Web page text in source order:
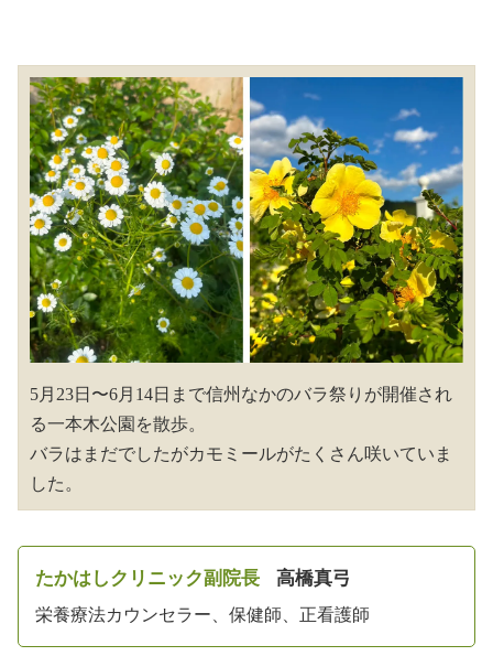
5月23日〜6月14日まで信州なかのバラ祭りが開催され
る一本木公園を散歩。
バラはまだでしたがカモミールがたくさん咲いていま
した。
たかはしクリニック副院長 高橋真弓
栄養療法カウンセラー、保健師、正看護師